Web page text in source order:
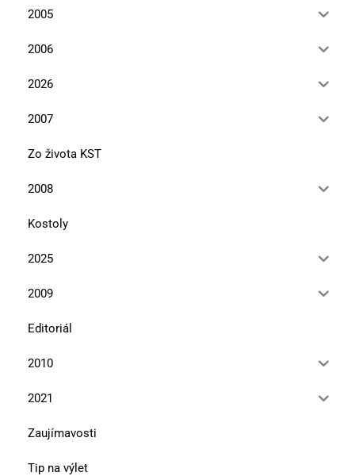
2005
2006
2026
2007
Zo života KST
2008
Kostoly
2025
2009
Editoriál
2010
2021
Zaujímavosti
Tip na výlet